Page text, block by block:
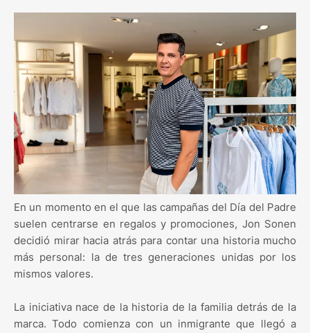
En un momento en el que las campañas del Día del Padre
suelen centrarse en regalos y promociones, Jon Sonen
decidió mirar hacia atrás para contar una historia mucho
más personal: la de tres generaciones unidas por los
mismos valores.
La iniciativa nace de la historia de la familia detrás de la
marca. Todo comienza con un inmigrante que llegó a